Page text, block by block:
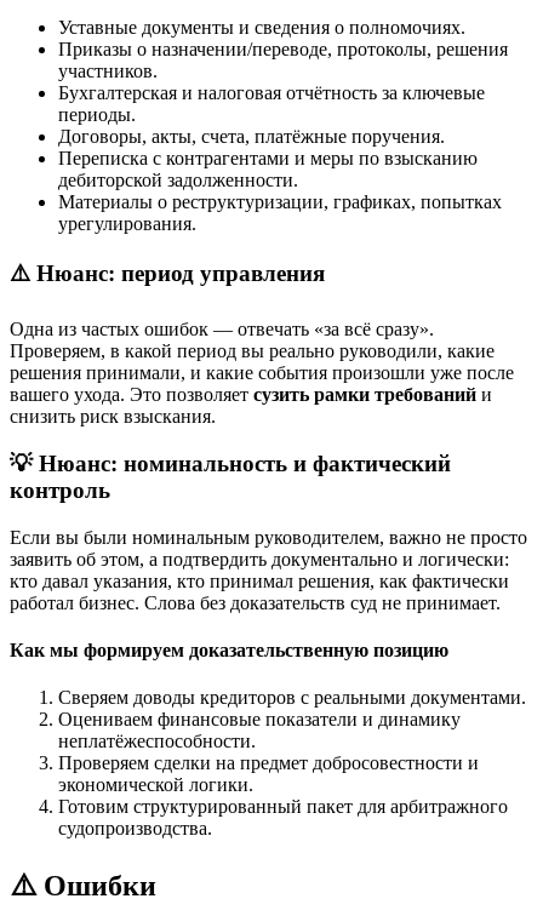
Уставные документы и сведения о полномочиях.
Приказы о назначении/переводе, протоколы, решения
участников.
Бухгалтерская и налоговая отчётность за ключевые
периоды.
Договоры, акты, счета, платёжные поручения.
Переписка с контрагентами и меры по взысканию
дебиторской задолженности.
Материалы о реструктуризации, графиках, попытках
урегулирования.
⚠️ Нюанс: период управления
Одна из частых ошибок — отвечать «за всё сразу».
Проверяем, в какой период вы реально руководили, какие
решения принимали, и какие события произошли уже после
вашего ухода. Это позволяет сузить рамки требований и
снизить риск взыскания.
💡 Нюанс: номинальность и фактический
контроль
Если вы были номинальным руководителем, важно не просто
заявить об этом, а подтвердить документально и логически:
кто давал указания, кто принимал решения, как фактически
работал бизнес. Слова без доказательств суд не принимает.
Как мы формируем доказательственную позицию
Сверяем доводы кредиторов с реальными документами.
Оцениваем финансовые показатели и динамику
неплатёжеспособности.
Проверяем сделки на предмет добросовестности и
экономической логики.
Готовим структурированный пакет для арбитражного
судопроизводства.
⚠️ Ошибки